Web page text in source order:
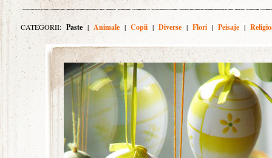
CATEGORII: Paste | Animale | Copii | Diverse | Flori | Peisaje |